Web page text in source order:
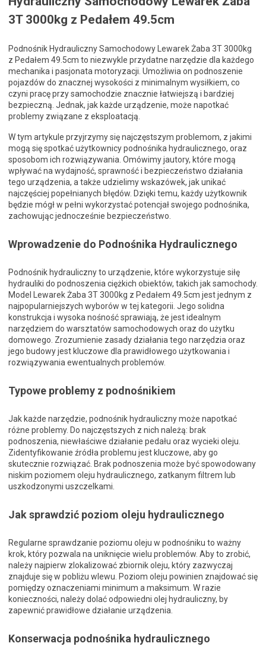
3T 3000kg z Pedałem 49.5cm
Podnośnik Hydrauliczny Samochodowy Lewarek Żaba 3T 3000kg
z Pedałem 49.5cm to niezwykle przydatne narzędzie dla każdego
mechanika i pasjonata motoryzacji. Umożliwia on podnoszenie
pojazdów do znacznej wysokości z minimalnym wysiłkiem, co
czyni pracę przy samochodzie znacznie łatwiejszą i bardziej
bezpieczną. Jednak, jak każde urządzenie, może napotkać
problemy związane z eksploatacją.
W tym artykule przyjrzymy się najczęstszym problemom, z jakimi
mogą się spotkać użytkownicy podnośnika hydraulicznego, oraz
sposobom ich rozwiązywania. Omówimy jautory, które mogą
wpływać na wydajność, sprawność i bezpieczeństwo działania
tego urządzenia, a także udzielimy wskazówek, jak unikać
najczęściej popełnianych błędów. Dzięki temu, każdy użytkownik
będzie mógł w pełni wykorzystać potencjał swojego podnośnika,
zachowując jednocześnie bezpieczeństwo.
Wprowadzenie do Podnośnika Hydraulicznego
Podnośnik hydrauliczny to urządzenie, które wykorzystuje siłę
hydrauliki do podnoszenia ciężkich obiektów, takich jak samochody.
Model Lewarek Żaba 3T 3000kg z Pedałem 49.5cm jest jednym z
najpopularniejszych wyborów w tej kategorii. Jego solidna
konstrukcja i wysoka nośność sprawiają, że jest idealnym
narzędziem do warsztatów samochodowych oraz do użytku
domowego. Zrozumienie zasady działania tego narzędzia oraz
jego budowy jest kluczowe dla prawidłowego użytkowania i
rozwiązywania ewentualnych problemów.
Typowe problemy z podnośnikiem
Jak każde narzędzie, podnośnik hydrauliczny może napotkać
różne problemy. Do najczęstszych z nich należą: brak
podnoszenia, niewłaściwe działanie pedału oraz wycieki oleju.
Zidentyfikowanie źródła problemu jest kluczowe, aby go
skutecznie rozwiązać. Brak podnoszenia może być spowodowany
niskim poziomem oleju hydraulicznego, zatkanym filtrem lub
uszkodzonymi uszczelkami.
Jak sprawdzić poziom oleju hydraulicznego
Regularne sprawdzanie poziomu oleju w podnośniku to ważny
krok, który pozwala na uniknięcie wielu problemów. Aby to zrobić,
należy najpierw zlokalizować zbiornik oleju, który zazwyczaj
znajduje się w pobliżu wlewu. Poziom oleju powinien znajdować się
pomiędzy oznaczeniami minimum a maksimum. W razie
konieczności, należy dolać odpowiedni olej hydrauliczny, by
zapewnić prawidłowe działanie urządzenia.
Konserwacja podnośnika hydraulicznego